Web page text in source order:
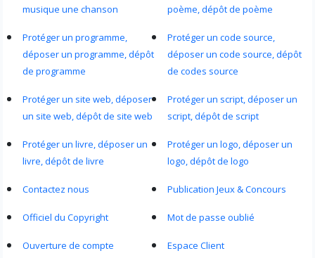
musique une chanson
poème, dépôt de poème
Protéger un programme,
déposer un programme, dépôt
de programme
Protéger un code source,
déposer un code source, dépôt
de codes source
Protéger un site web, déposer
un site web, dépôt de site web
Protéger un script, déposer un
script, dépôt de script
Protéger un livre, déposer un
livre, dépôt de livre
Protéger un logo, déposer un
logo, dépôt de logo
Contactez nous Publication Jeux & Concours
Officiel du Copyright Mot de passe oublié
Ouverture de compte Espace Client